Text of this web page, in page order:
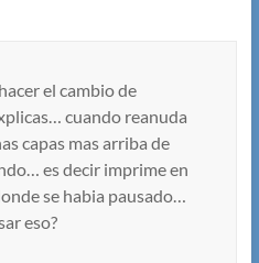
el cambio de
cuando reanuda
capas mas arriba de
es decir imprime en
se habia pausado…
eso?